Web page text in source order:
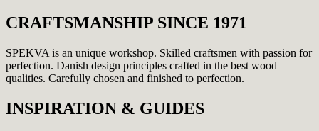
CRAFTSMANSHIP SINCE 1971
SPEKVA is an unique workshop. Skilled craftsmen with passion for
perfection. Danish design principles crafted in the best wood
qualities. Carefully chosen and finished to perfection.
INSPIRATION & GUIDES